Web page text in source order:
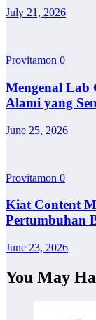
July 21, 2026
Provitamon 0
Mengenal Lab
Alami yang
June 25, 2026
Provitamon 0
Kiat Content
Pertumbuhan
June 23, 2026
You May